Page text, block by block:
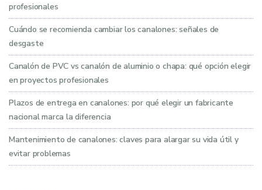
profesionales
Cuándo se recomienda cambiar los canalones: señales de
desgaste
Canalón de PVC vs canalón de aluminio o chapa: qué opción elegir
en proyectos profesionales
Plazos de entrega en canalones: por qué elegir un fabricante
nacional marca la diferencia
Mantenimiento de canalones: claves para alargar su vida útil y
evitar problemas